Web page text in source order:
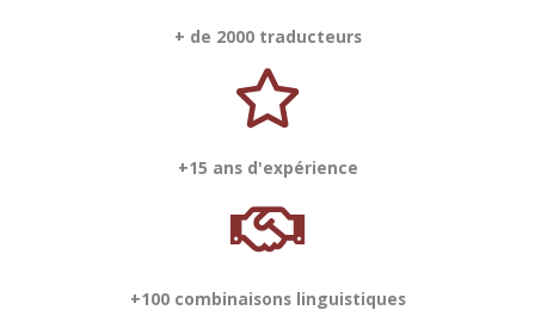
+ de 2000 traducteurs
+15 ans d'expérience
+100 combinaisons linguistiques